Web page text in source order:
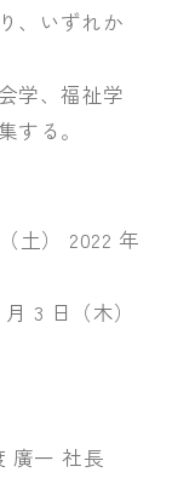
、いずれか
学、福祉学
する。
土） 2022 年
3 日（木）
廣一 社長